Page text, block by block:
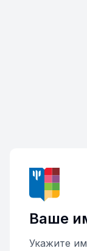
Ваше
Укажите